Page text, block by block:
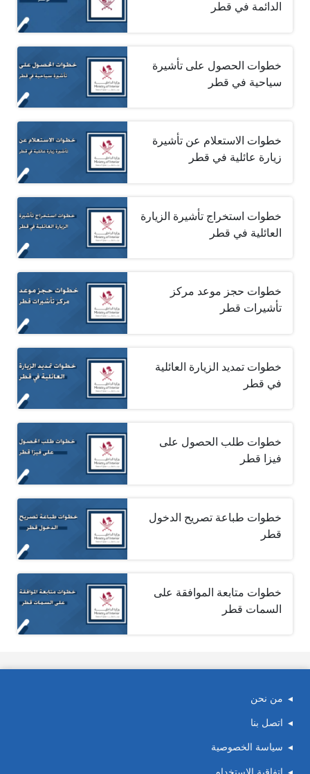
الدائمة في قطر
خطوات الحصول على تأشيرة
سياحية في قطر
خطوات الاستعلام عن تأشيرة
زيارة عائلية في قطر
خطوات استخراج تأشيرة الزيارة
العائلية في قطر
خطوات حجز موعد مركز
تأشيرات قطر
خطوات تمديد الزيارة العائلية
في قطر
خطوات طلب الحصول على
فيزا قطر
خطوات طباعة تصريح الدخول
قطر
خطوات متابعة الموافقة على
السمات قطر
من نحن
اتصل بنا
سياسة الخصوصية
اتفاقية الاستخدام